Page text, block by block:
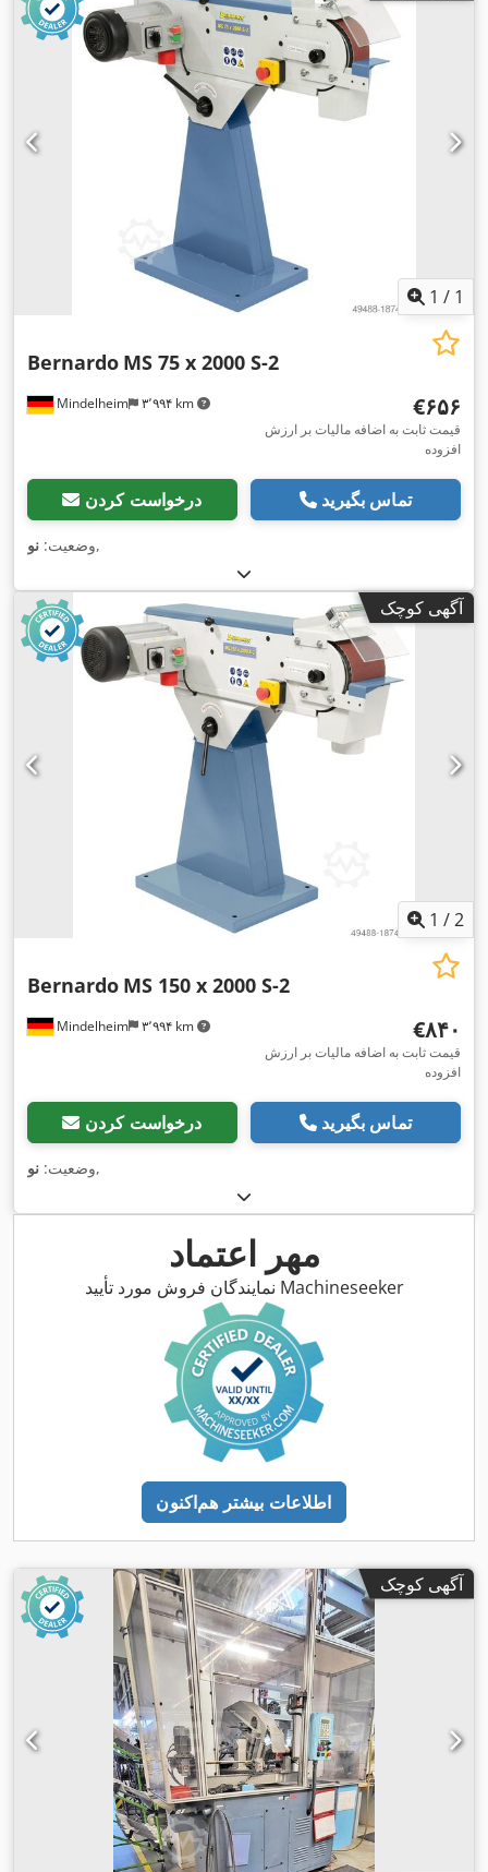
1 / 1
Mindelheim ۳٬۹۹۴ km
Bernardo MS 75 x 2000 S-2
‎€۶۵۶
قیمت ثابت به اضافه مالیات بر ارزش
افزوده
درخواست کردن تماس بگیرید
وضعیت: نو ,
آگهی کوچک
1 /2
Mindelheim ۳٬۹۹۴ km
Bernardo MS 150 x 2000 S-2
‎€۸۴۰
قیمت ثابت به اضافه مالیات بر ارزش
افزوده
درخواست کردن تماس بگیرید
وضعیت: نو ,
مهر اعتماد
نمایندگان فروش مورد تأیید Machineseeker
اطلاعات بیشتر هم‌اکنون
آگهی کوچک